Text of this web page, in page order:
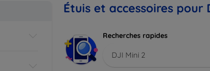
Étuis et accessoires pour
Recherches rapides
DJI Mini 2